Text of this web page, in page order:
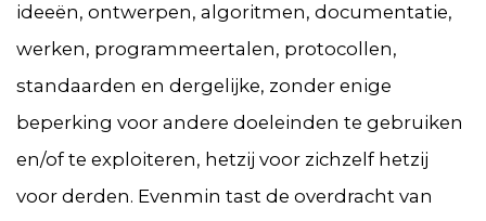
ideeën, ontwerpen, algoritmen, documentatie,
werken, programmeertalen, protocollen,
standaarden en dergelijke, zonder enige
beperking voor andere doeleinden te gebruiken
en/of te exploiteren, hetzij voor zichzelf hetzij
voor derden. Evenmin tast de overdracht van